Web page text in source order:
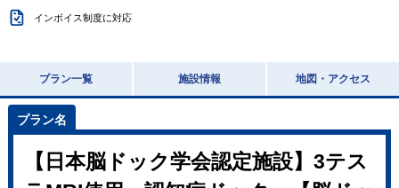
インボイス制度に対応
プラン一覧 施設情報 地図・アクセス
【日本脳ドック学会認定施設】3テス